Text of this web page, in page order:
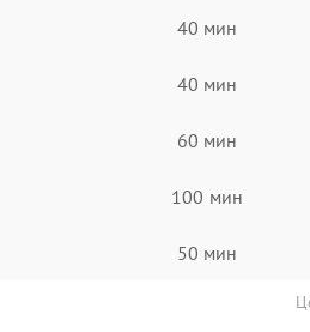
40 мин
40 мин
60 мин
100 мин
50 мин